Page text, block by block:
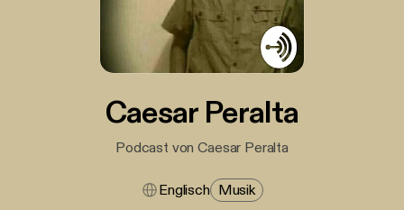
Caesar Peralta
Podcast von Caesar Peralta
Englisch Musik